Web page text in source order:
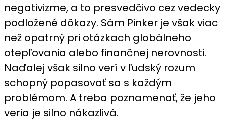
negativizme, a to presvedčivo cez vedecky
podložené dôkazy. Sám Pinker je však viac
než opatrný pri otázkach globálneho
otepľovania alebo finančnej nerovnosti.
Naďalej však silno verí v ľudský rozum
schopný popasovať sa s každým
problémom. A treba poznamenať, že jeho
veria je silno nákazlivá.